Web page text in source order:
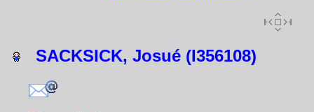
SACKSICK, Josué (I356108)